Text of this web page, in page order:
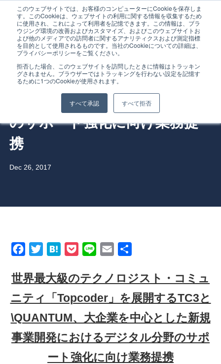
このウェブサイトでは、お客様のコンピューターにCookieを保存しま
す。このCookieは、ウェブサイトの利用に関する情報を収集するため
に使用され、これによって利用者を記憶できます。この情報は、ブラ
ウジング環境の改善およびカスタマイズ、およびこのウェブサイトお
よび他のメディアでの訪問者に関するアナリティクスおよび測定指標
を目的として使用されるものです。当社のCookieについての詳細は、
プライバシーポリシーをご覧ください。
拒否した場合、このウェブサイトを訪問したときに情報はトラッキン
グされません。ブラウザーではトラッキングを行わない設定を記憶す
るために1つのCookieが使用されます。
すべて承認 すべて拒否
Home
Why Gig Economy?
Why TC3?
GigOps
Tactna
Case
Blog
「Topcoder」を展開するTC3
と \QUANTUM、デジタル分野
のサポート強化に向け業務提
携
Dec 26, 2017
Facebook
Twitter HatenaPocketLine Email
世界最大級のテクノロジスト・コミュ
ニティ「Topcoder」を展開するTC3と
\QUANTUM、大企業を中心とした新規
事業開発におけるデジタル分野のサポ
ート強化に向け業務提携